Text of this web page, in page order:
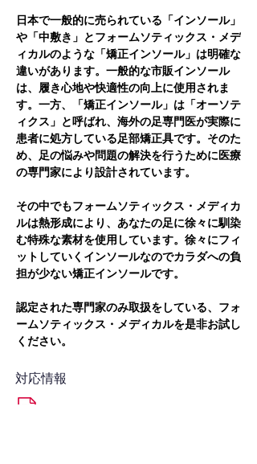
日本で一般的に売られている「インソール」
や「中敷き」とフォームソティックス・メデ
ィカルのような「矯正インソール」は明確な
違いがあります。一般的な市販インソール
は、履き心地や快適性の向上に使用されま
す。一方、「矯正インソール」は「オーソテ
ィクス」と呼ばれ、海外の足専門医が実際に
患者に処方している足部矯正具です。そのた
め、足の悩みや問題の解決を行うために医療
の専門家により設計されています。
その中でもフォームソティックス・メディカ
ルは熱形成により、あなたの足に徐々に馴染
む特殊な素材を使用しています。徐々にフィ
ットしていくインソールなのでカラダへの負
担が少ない矯正インソールです。
認定された専門家のみ取扱をしている、フォ
ームソティックス・メディカルを是非お試し
ください。
対応情報